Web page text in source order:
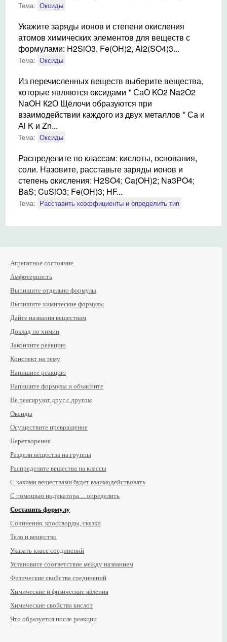
Тема: Оксиды
Укажите заряды ионов и степени окисления
атомов химических элементов для веществ с
формулами: H2SiO3, Fe(OH)2, Al2(SO4)3...
Тема: Оксиды
Из перечисленных веществ выберите вещества,
которые являются оксидами * СаО KO2 Na2O2
NaOH К2О Щёлочи образуются при
взаимодействии каждого из двух металлов * Са и
Аl K и Zn...
Тема: Оксиды
Распределите по классам: кислоты, основания,
соли. Назовите, расставьте заряды ионов и
степень окисления: H2SO4; Ca(OH)2; Na3PO4;
BaS; CuSiO3; Fe(OH)3; HF...
Тема: Расставить коэффициенты и определить тип
Агрегатное состояние
Амфотерность
Выпишите отдельно формулы
Выпишите химические формулы
Дайте названия веществам
Доклад по химии
Закончите реакцию
Конспект на тему
Напишите реакцию
Напишите формулы и объясните
Не реагируют друг с другом
Оксиды
Осуществите превращение
Перетворення
Раздели вещества на группы
Распределите вещества на классы
С какими веществами будет взаимодействовать
С помощью индикатора ... определить
Составить формулу
Сочинения, кроссворды, сказки
Тело и вещество
Указать класс соединений
Установите соответствие между названием
Физические свойства соединений
Химические и физические явления
Химические свойства кислот
Что образуется после реакции